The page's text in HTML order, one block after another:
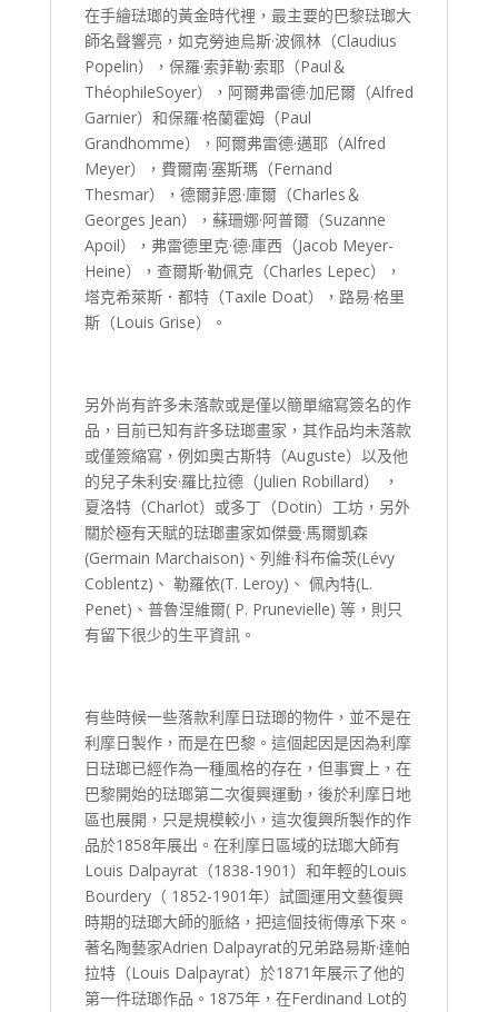
在手繪琺瑯的黃金時代裡，最主要的巴黎琺瑯大
師名聲響亮，如克勞迪烏斯·波佩林（Claudius
Popelin），保羅·索菲勒·索耶（Paul＆
ThéophileSoyer），阿爾弗雷德·加尼爾（Alfred
Garnier）和保羅·格蘭霍姆（Paul
Grandhomme），阿爾弗雷德·邁耶（Alfred
Meyer），費爾南·塞斯瑪（Fernand
Thesmar），德爾菲恩·庫爾（Charles＆
Georges Jean），蘇珊娜·阿普爾（Suzanne
Apoil），弗雷德里克·德·庫西（Jacob Meyer-
Heine），查爾斯·勒佩克（Charles Lepec），
塔克希萊斯．都特（Taxile Doat），路易·格里
斯（Louis Grise）。
另外尚有許多未落款或是僅以簡單縮寫簽名的作
品，目前已知有許多琺瑯畫家，其作品均未落款
或僅簽縮寫，例如奧古斯特（Auguste）以及他
的兒子朱利安·羅比拉德（Julien Robillard） ，
夏洛特（Charlot）或多丁（Dotin）工坊，另外
關於極有天賦的琺瑯畫家如傑曼·馬爾凱森
(Germain Marchaison)、列維·科布倫茨(Lévy
Coblentz)、 勒羅依(T. Leroy)、 佩內特(L.
Penet)、普魯涅維爾( P. Prunevielle) 等，則只
有留下很少的生平資訊。
有些時候一些落款利摩日琺瑯的物件，並不是在
利摩日製作，而是在巴黎。這個起因是因為利摩
日琺瑯已經作為一種風格的存在，但事實上，在
巴黎開始的琺瑯第二次復興運動，後於利摩日地
區也展開，只是規模較小，這次復興所製作的作
品於1858年展出。在利摩日區域的琺瑯大師有
Louis Dalpayrat（1838-1901）和年輕的Louis
Bourdery（ 1852-1901年）試圖運用文藝復興
時期的琺瑯大師的脈絡，把這個技術傳承下來。
著名陶藝家Adrien Dalpayrat的兄弟路易斯·達帕
拉特（Louis Dalpayrat）於1871年展示了他的
第一件琺瑯作品。1875年，在Ferdinand Lot的